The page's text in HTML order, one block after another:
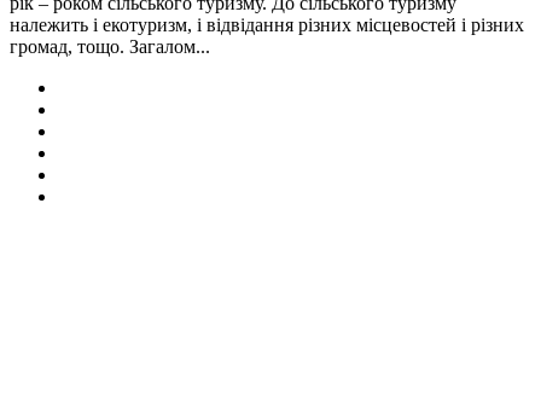
належить і екотуризм, і відвідання різних місцевостей і різних
громад, тощо. Загалом...